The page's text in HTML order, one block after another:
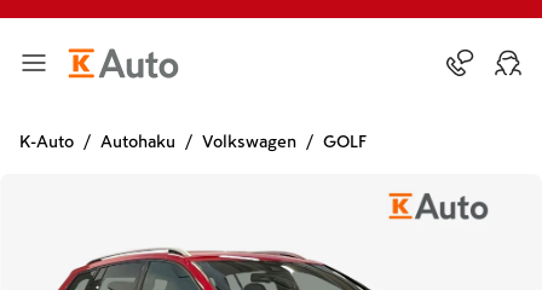
K-Auto Autohaku Volkswagen GOLF